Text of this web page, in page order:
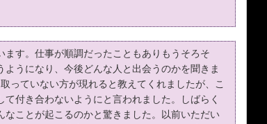
ます。仕事が順調だったこともありもうそろそ
うになり、今後どんな人と出会うのかを聞きま
っていない方が現れると教えてくれましたが、こ
付き合わないようにと言われました。しばらく
なことが起こるのかと驚きました。以前いただい